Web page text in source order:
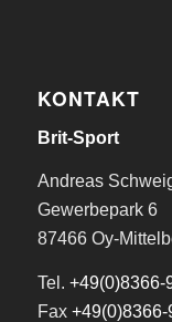
KONTAKT
Brit-Sport
Andreas
Gewerbepark 6
87466 Oy-
Tel. +49(0)8366-
Fax